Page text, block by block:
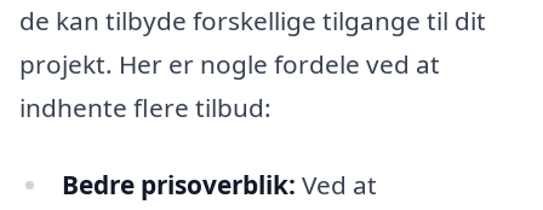
de kan tilbyde forskellige tilgange til dit
projekt. Her er nogle fordele ved at
indhente flere tilbud:
Bedre prisoverblik: Ved at